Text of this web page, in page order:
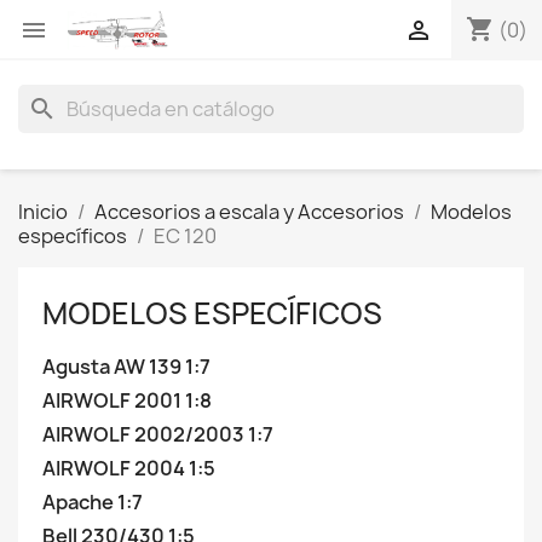
 shopping_cart (0)

search
Inicio Accesorios a escala y Accesorios
Modelos
específicos
EC 120
MODELOS ESPECÍFICOS
Agusta AW 139 1:7
AIRWOLF 2001 1:8
AIRWOLF 2002/2003 1:7
AIRWOLF 2004 1:5
Apache 1:7
Bell 230/430 1:5